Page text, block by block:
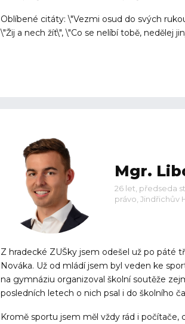
Oblíbené citáty: \"Vezmi osud do svých
\"Žij a nech žít\", \"Co se nelíbí tobě, nedělej
Mgr.
26 let, předseda
právo, Jindřichův
Z hradecké ZUŠky jsem odešel už po páté
Nováka. Už od mládí jsem byl veden ke
na gymnáziu organizoval školní soutěže
posledních letech o nich psal i do školního
Kromě sportu jsem měl vždy rád i počítače,